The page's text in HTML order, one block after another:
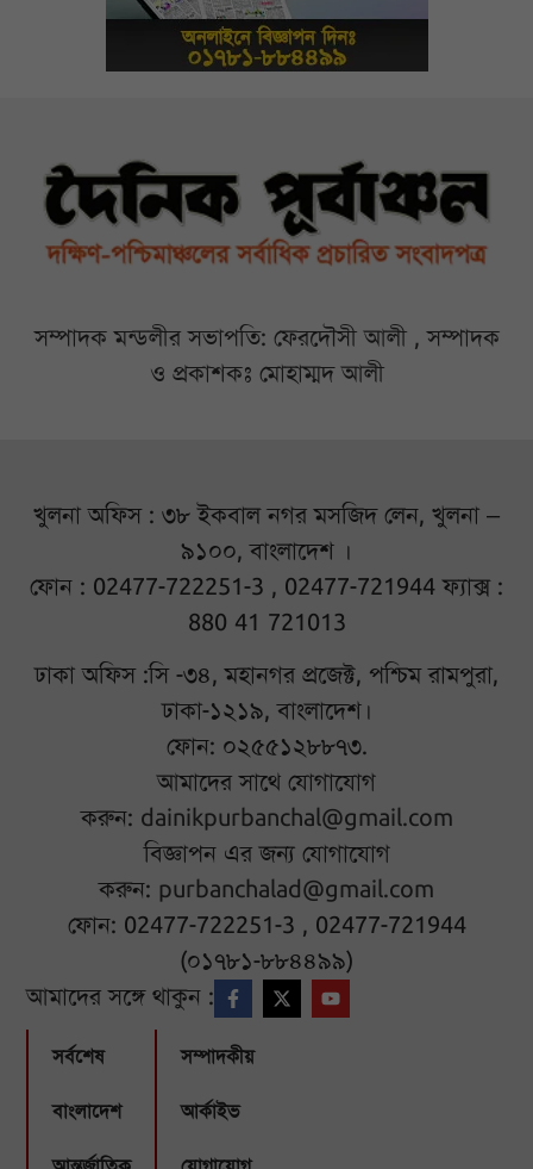
সম্পাদক মন্ডলীর সভাপতি: ফেরদৌসী আলী , সম্পাদক
ও প্রকাশকঃ মোহাম্মদ আলী
খুলনা অফিস : ৩৮ ইকবাল নগর মসজিদ লেন, খুলনা –
৯১০০, বাংলাদেশ ।
ফোন : 02477-722251-3 , 02477-721944 ফ্যাক্স :
880 41 721013
ঢাকা অফিস :সি -৩৪, মহানগর প্রজেক্ট, পশ্চিম রামপুরা,
ঢাকা-১২১৯, বাংলাদেশ।
ফোন: ০২৫৫১২৮৮৭৩.
আমাদের সাথে যোগাযোগ
করুন: dainikpurbanchal@gmail.com
বিজ্ঞাপন এর জন্য যোগাযোগ
করুন: purbanchalad@gmail.com
ফোন: 02477-722251-3 , 02477-721944
(০১৭৮১-৮৮৪৪৯৯)
আমাদের সঙ্গে থাকুন :
সর্বশেষ
বাংলাদেশ
সম্পাদকীয়
আর্কাইভ